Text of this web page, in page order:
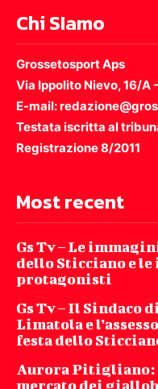
Chi SIamo
Grossetosport Aps
Via Ippolito Nievo, 16/A
E-mail:
Testata iscritta al
Registrazione 8/2011
Most recent
Gs Tv – Le
dello Sticciano e
protagonisti
Gs Tv – Il Sindaco
Limatola e
festa dello
Aurora